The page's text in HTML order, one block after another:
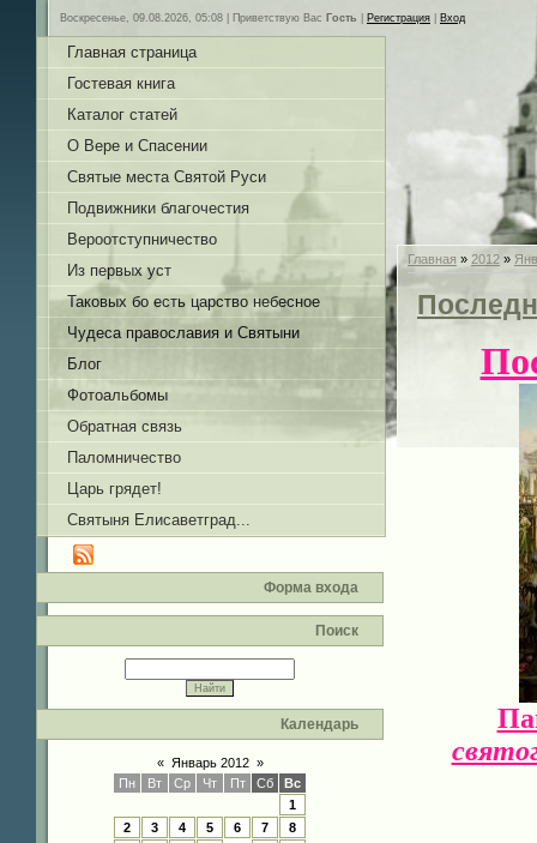
Воскресенье, 09.08.2026, 05:08 | Приветствую Вас Гость Регистрация Вход
Главная страница
Гостевая книга
Каталог статей
О Вере и Спасении
Святые места Святой Руси
Подвижники благочестия
Вероотступничество
Из первых уст
Таковых бо есть царство небесное
Чудеса православия и Святыни
Блог
Фотоальбомы
Обратная связь
Паломничество
Царь грядет!
Святыня Елисаветград...
Форма входа
Поиск
Календарь
« Январь 2012 »
Пн
Вт Ср Чт Пт Сб
Вс
1
2
3 4 5 6 7
8
Главная » 2012 »